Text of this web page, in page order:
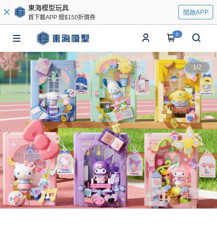
東海模型玩具
首下載APP 贈$150折價券
開啟APP
0
1/2